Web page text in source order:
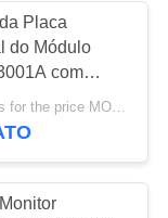
108
Placa
do Módulo
com
Nível de
de 90